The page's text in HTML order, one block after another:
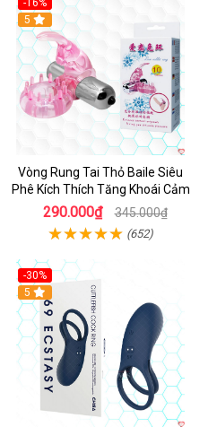
-16%
Hot
5
Vòng Rung Tai Thỏ Baile Siêu
Phê Kích Thích Tăng Khoái Cảm
290.000₫ 345.000₫
(652)
-30%
Hot
5